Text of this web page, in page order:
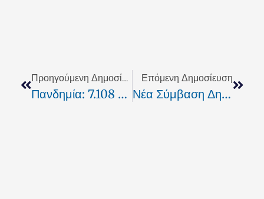
Προηγούμενη Δημοσίευση
Πανδημία: 7.108 Νέα Κρούσματα, 93 Θάνατοι, 612 Διασωληνωμένοι Ασθενείς
Επόμενη Δημοσίευση
Νέα Σύμβαση Δημάρχου Σιγάλα …από Τα LIDL.